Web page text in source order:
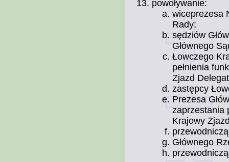
powoływanie:
wiceprezesa
Rady;
sędziów
Głównego
Łowczego
pełnienia
Zjazd
zastępcy
Prezesa
zaprzestania
Krajowy
Głównego